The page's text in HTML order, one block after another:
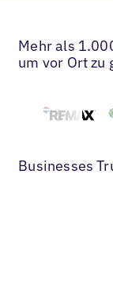
Mehr als
um vor Ort zu
Businesses